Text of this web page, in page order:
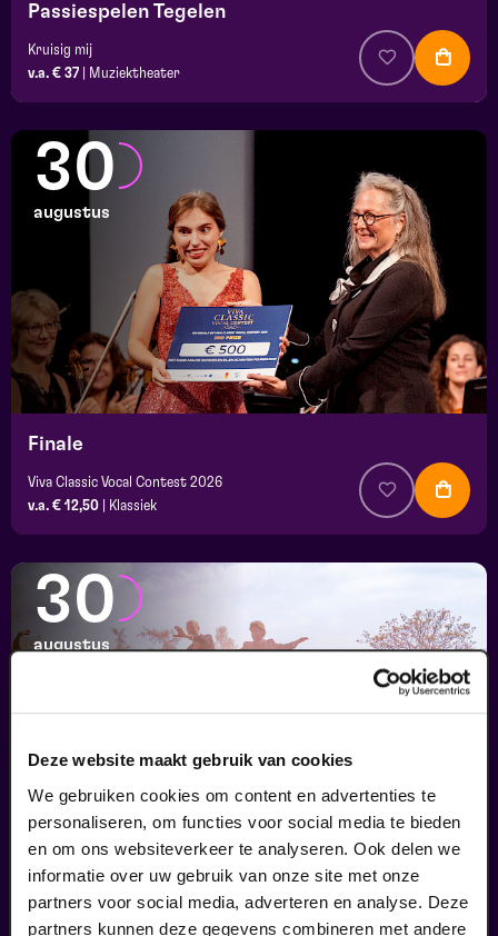
Deze website maakt gebruik van cookies
We gebruiken cookies om content en advertenties te
personaliseren, om functies voor social media te bieden
en om ons websiteverkeer te analyseren. Ook delen we
informatie over uw gebruik van onze site met onze
partners voor social media, adverteren en analyse. Deze
partners kunnen deze gegevens combineren met andere
Passiespelen Tegelen
Kruisig mij
v.a. € 37
Muziektheater
30
augustus
Finale
Viva Classic Vocal Contest 2026
v.a. € 12,50
Klassiek
30
augustus
Passiespelen Tegelen
Kruisig mij